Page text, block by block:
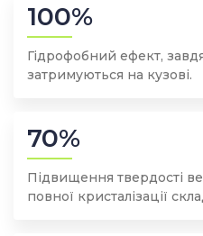
100%
Гідрофобний ефект,
затримуються на кузові.
70%
Підвищення твердості
повної кристалізації